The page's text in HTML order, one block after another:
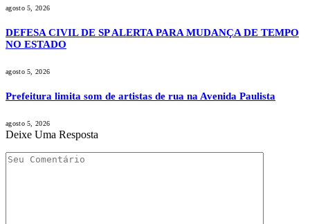
agosto 5, 2026
DEFESA CIVIL DE SP ALERTA PARA MUDANÇA DE TEMPO
NO ESTADO
agosto 5, 2026
Prefeitura limita som de artistas de rua na Avenida Paulista
agosto 5, 2026
Deixe Uma Resposta